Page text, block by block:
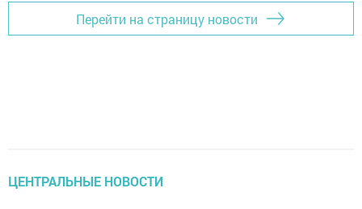
Перейти на страницу новости
ЦЕНТРАЛЬНЫЕ НОВОСТИ